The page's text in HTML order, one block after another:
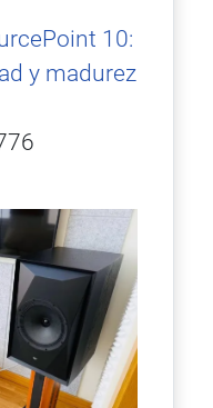
10:
y madurez